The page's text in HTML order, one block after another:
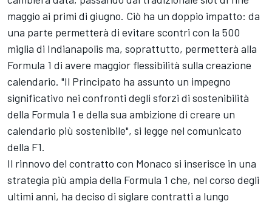
maggio ai primi di giugno. Ciò ha un doppio impatto: da
una parte permetterà di evitare scontri con la 500
miglia di Indianapolis ma, soprattutto, permetterà alla
Formula 1 di avere maggior flessibilità sulla creazione
calendario. "Il Principato ha assunto un impegno
significativo nei confronti degli sforzi di sostenibilità
della Formula 1 e della sua ambizione di creare un
calendario più sostenibile", si legge nel comunicato
della F1.
Il rinnovo del contratto con Monaco si inserisce in una
strategia più ampia della Formula 1 che, nel corso degli
ultimi anni, ha deciso di siglare contratti a lungo